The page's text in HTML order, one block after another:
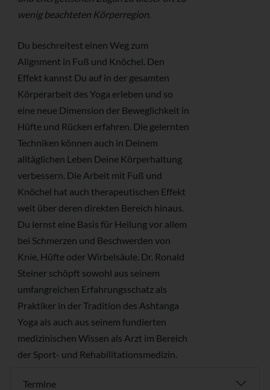
wenig beachteten Körperregion.
Du beschreitest einen Weg zum
Alignment in Fuß und Knöchel. Den
Effekt kannst Du auf in der gesamten
Körperarbeit des Yoga erleben und so
eine neue Dimension der Beweglichkeit in
Hüfte und Rücken erfahren. Die gelernten
Techniken können auch in Deinem
alltäglichen Leben Deine Körperhaltung
verbessern. Die Arbeit mit Fuß und
Knöchel hat auch therapeutischen Effekt
weit über deren direkten Bereich hinaus.
Du lernst eine Basis für Heilung vor allem
bei Schmerzen und Beschwerden von
Knie, Hüfte oder Wirbelsäule. Dr. Ronald
Steiner schöpft sowohl aus seinem
umfangreichen Erfahrungsschatz als
Praktiker in der Tradition des Ashtanga
Yoga als auch aus seinem fundierten
medizinischen Wissen als Arzt im Bereich
der Sport- und Rehabilitationsmedizin.
Termine